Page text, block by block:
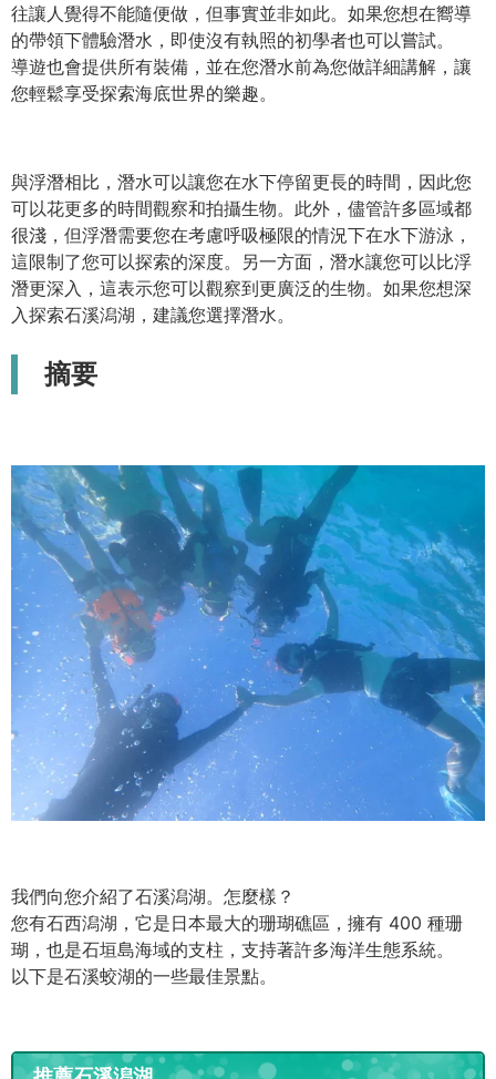
往讓人覺得不能隨便做，但事實並非如此。如果您想在嚮導
的帶領下體驗潛水，即使沒有執照的初學者也可以嘗試。
導遊也會提供所有裝備，並在您潛水前為您做詳細講解，讓
您輕鬆享受探索海底世界的樂趣。
與浮潛相比，潛水可以讓您在水下停留更長的時間，因此您
可以花更多的時間觀察和拍攝生物。此外，儘管許多區域都
很淺，但浮潛需要您在考慮呼吸極限的情況下在水下游泳，
這限制了您可以探索的深度。另一方面，潛水讓您可以比浮
潛更深入，這表示您可以觀察到更廣泛的生物。如果您想深
入探索石溪潟湖，建議您選擇潛水。
摘要
我們向您介紹了石溪潟湖。怎麼樣？
您有石西潟湖，它是日本最大的珊瑚礁區，擁有 400 種珊
瑚，也是石垣島海域的支柱，支持著許多海洋生態系統。
以下是石溪蛟湖的一些最佳景點。